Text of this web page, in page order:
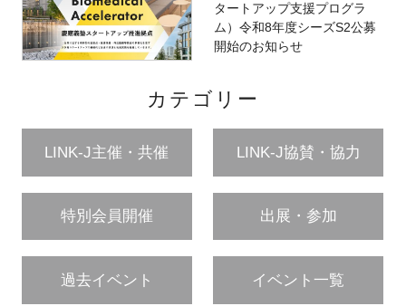
タートアップ支援プログラ
ム）令和8年度シーズS2公募
開始のお知らせ
カテゴリー
LINK-J主催・共催 LINK-J協賛・協力
特別会員開催 出展・参加
過去イベント イベント一覧